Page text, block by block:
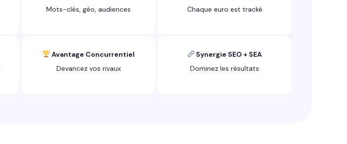
Mots-clés, géo, audiences
Chaque euro est tracké
Avantage Concurrentiel
Devancez vos rivaux
Synergie SEO + SEA
Dominez les résultats